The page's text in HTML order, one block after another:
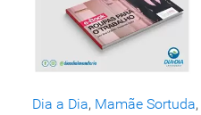
Dia a Dia, Mamãe Sortuda,